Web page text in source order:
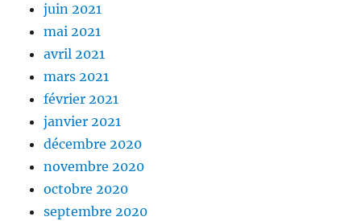
juin 2021
mai 2021
avril 2021
mars 2021
février 2021
janvier 2021
décembre 2020
novembre 2020
octobre 2020
septembre 2020